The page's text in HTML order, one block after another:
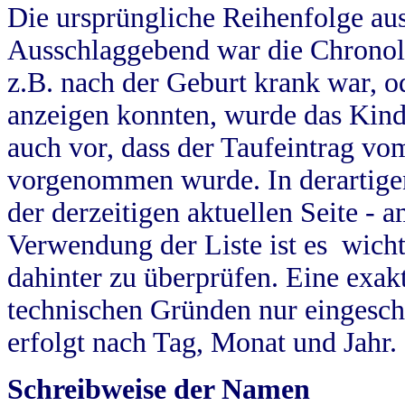
Die ursprüngliche Reihenfolge
Ausschlaggebend war die
z.B. nach der Geburt krank war,
anzeigen konnten, wurde das
auch vor, dass der Taufeintrag
vorgenommen wurde. In
der derzeitigen aktuellen Seite -
Verwendung der Liste ist es
dahinter zu überprüfen. Eine
technischen Gründen nur
erfolgt nach Tag, Monat und Jahr.
Schreibweise der Namen